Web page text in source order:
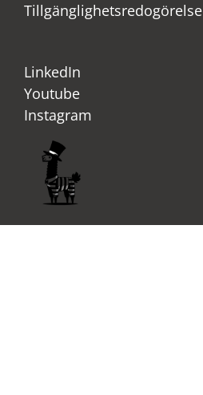
Tillgänglighetsredogörelse
LinkedIn
Youtube
Instagram